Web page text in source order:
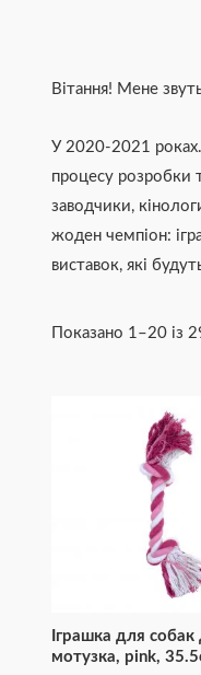
Вітання! Мене
У 2020-2021 роках.
процесу розробки
заводчики,
жоден чемпіон:
виставок, які
Показано 1–20 із
Іграшка для собак
мотузка, pink,